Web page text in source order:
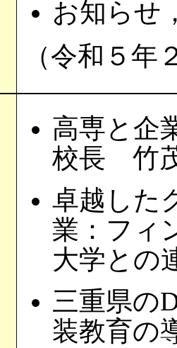
お知らせ
（令和５
高専と企
校長 竹
卓越した
業：フィ
大学と
三重県の
装教育の